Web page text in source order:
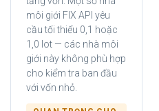
môi giới FIX API yêu
cầu tối thiểu 0,1 hoặc
1,0 lot — các nhà môi
giới này không phù hợp
cho kiểm tra ban đầu
với vốn nhỏ.